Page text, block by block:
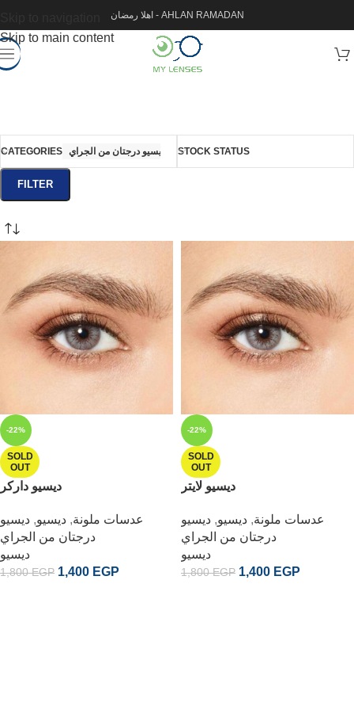
Skip to main content
اهلا رمضان - AHLAN RAMADAN
CATEGORIES ديسيو درجتان من الجراي STOCK STATUS
FILTER
-22%
SOLD
OUT
ديسيو داركر
عدسات ملونة, ديسيو, ديسيو
درجتان من الجراي
ديسيو
1,800EGP 1,400 EGP
-22%
SOLD
OUT
ديسيو لايتر
عدسات ملونة, ديسيو, ديسيو
درجتان من الجراي
ديسيو
1,800EGP 1,400 EGP